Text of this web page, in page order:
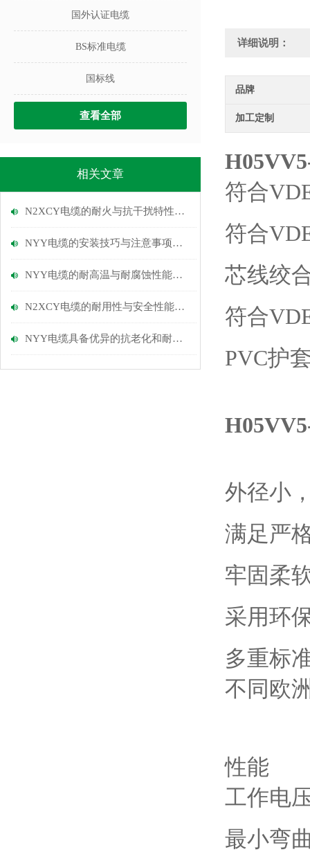
国外认证电缆
BS标准电缆
国标线
查看全部
相关文章
N2XCY电缆的耐火与抗干扰特性说明
NYY电缆的安装技巧与注意事项说明
NYY电缆的耐高温与耐腐蚀性能优势
N2XCY电缆的耐用性与安全性能探讨
NYY电缆具备优异的抗老化和耐磨损性能
详细说明：
品牌
加工定制
符合
符合
芯线绞
符合
PVC护
外径小
满足严
牢固柔
采用环
多重标
不同欧
性能
工作电
最小弯